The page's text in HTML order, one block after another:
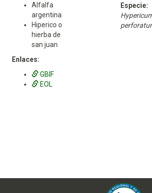
Alfalfa
argentina
Hiperico o
hierba de
san juan
Enlaces:
GBIF
EOL
Especie: